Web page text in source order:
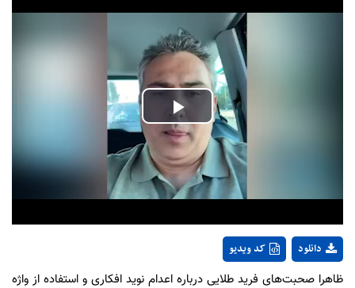
Play
Video
کد ویدیو دانلود
ظاهرا صحبت‌های فرید طلایی درباره اعدام نوید افکاری و استفاده از واژه